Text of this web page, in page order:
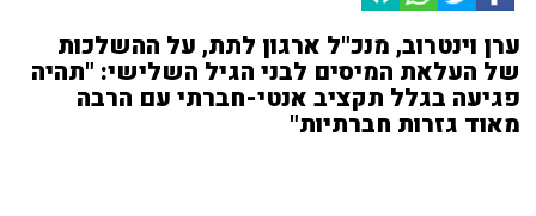
ערן וינטרוב, מנכ"ל ארגון לתת, על ההשלכות
של העלאת המיסים לבני הגיל השלישי: "תהיה
פגיעה בגלל תקציב אנטי-חברתי עם הרבה
מאוד גזרות חברתיות"